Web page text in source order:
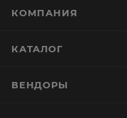
КОМПАНИЯ
КАТАЛОГ
ВЕНДОРЫ